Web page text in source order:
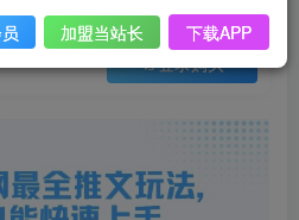
终身VIP会员免费
登录购买
加盟当站长 下载APP